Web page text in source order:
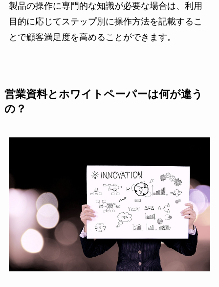
製品の操作に専門的な知識が必要な場合は、利用
目的に応じてステップ別に操作方法を記載するこ
とで顧客満足度を高めることができます。
営業資料とホワイトペーパーは何が違う
の？